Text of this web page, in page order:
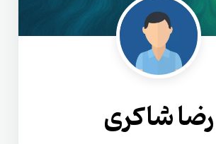
رضا شاکری